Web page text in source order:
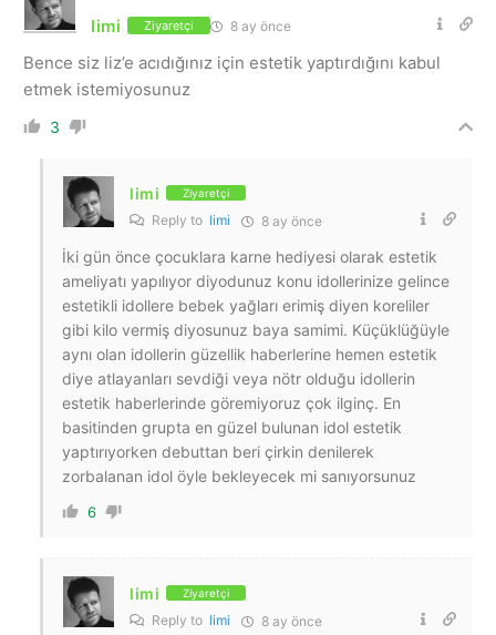
limi Ziyaretçi 8 ay önce
Bence siz liz’e acıdığınız için estetik yaptırdığını kabul
etmek istemiyosunuz
3
limi Ziyaretçi
Reply to limi 8 ay önce
İki gün önce çocuklara karne hediyesi olarak estetik
ameliyatı yapılıyor diyodunuz konu idollerinize gelince
estetikli idollere bebek yağları erimiş diyen koreliler
gibi kilo vermiş diyosunuz baya samimi. Küçüklüğüyle
aynı olan idollerin güzellik haberlerine hemen estetik
diye atlayanları sevdiği veya nötr olduğu idollerin
estetik haberlerinde göremiyoruz çok ilginç. En
basitinden grupta en güzel bulunan idol estetik
yaptırıyorken debuttan beri çirkin denilerek
zorbalanan idol öyle bekleyecek mi sanıyorsunuz
6
limi Ziyaretçi
Reply to limi 8 ay önce